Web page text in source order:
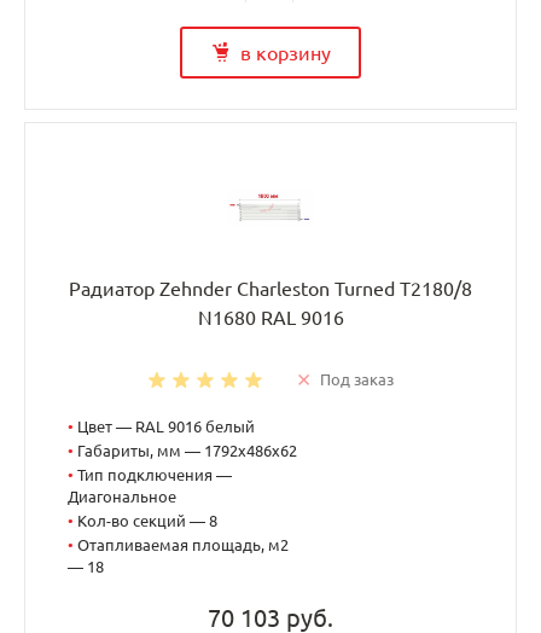
в корзину
Радиатор Zehnder Charleston Turned T2180/8
N1680 RAL 9016
Под заказ
• Цвет — RAL 9016 белый
• Габариты, мм — 1792x486x62
• Тип подключения —
Диагональное
• Кол-во секций — 8
• Отапливаемая площадь, м2
— 18
70 103 руб.